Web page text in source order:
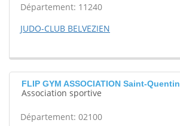
Département: 11240
JUDO-CLUB BELVEZIEN
FLIP GYM ASSOCIATION Saint-Quentin
Association sportive
Département: 02100